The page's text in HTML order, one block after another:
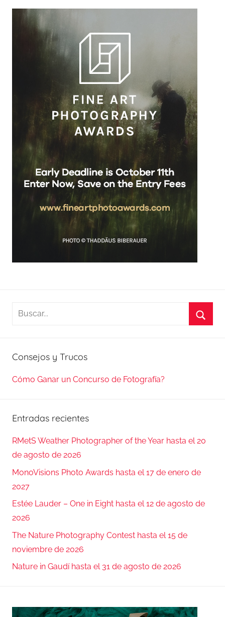
Buscar:
Consejos y Trucos
Cómo Ganar un Concurso de Fotografía?
Entradas recientes
RMetS Weather Photographer of the Year hasta el 20
de agosto de 2026
MonoVisions Photo Awards hasta el 17 de enero de
2027
Estée Lauder – One in Eight hasta el 12 de agosto de
2026
The Nature Photography Contest hasta el 15 de
noviembre de 2026
Nature in Gaudí hasta el 31 de agosto de 2026